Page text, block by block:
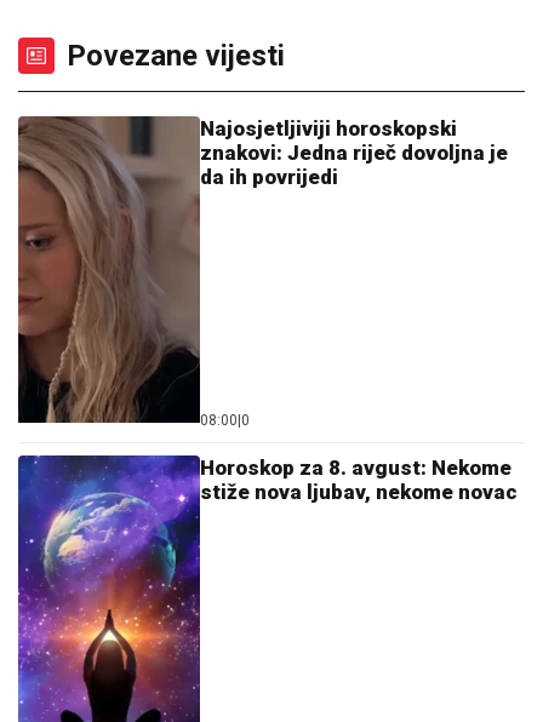
Povezane vijesti
Najosjetljiviji horoskopski
znakovi: Jedna riječ dovoljna je
da ih povrijedi
08:00 0
Horoskop za 8. avgust: Nekome
stiže nova ljubav, nekome novac